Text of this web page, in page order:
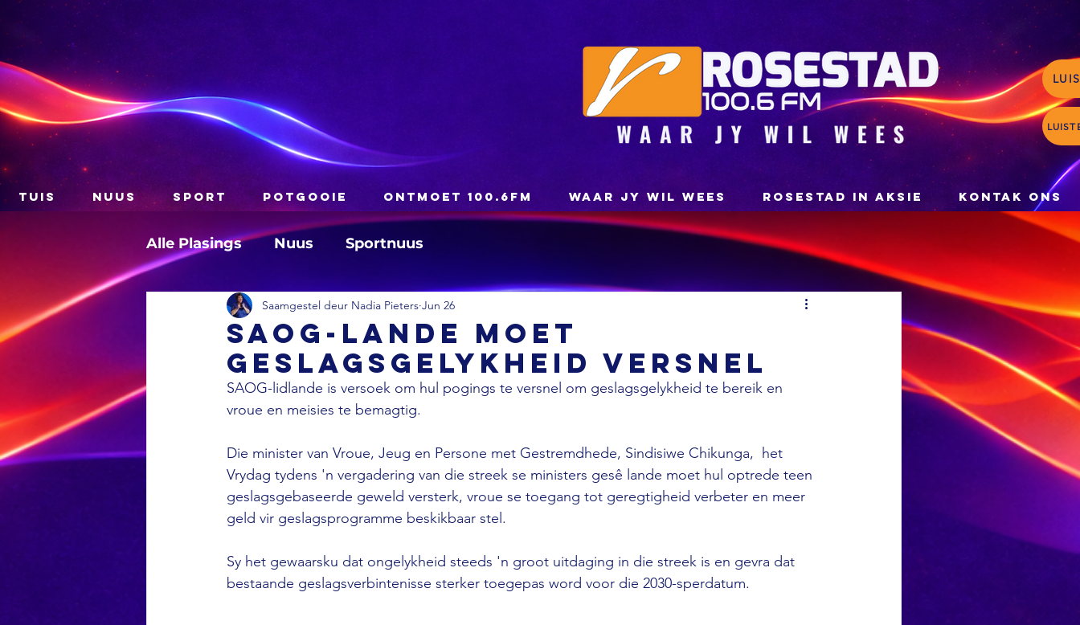
TUIS NUUS SPORT POTGOOIE ONTMOET 100.6FM WAAR JY WIL WEES ROSESTAD IN AKSIE KONTAK ONS
Alle Plasings Nuus Sportnuus
SAOG-lande moet
geslagsgelykheid versnel
Saamgestel deur Nadia Pieters Jun 26
SAOG-lidlande is versoek om hul pogings te versnel om geslagsgelykheid te bereik en
vroue en meisies te bemagtig.
Die minister van Vroue, Jeug en Persone met Gestremdhede, Sindisiwe Chikunga,  het
Vrydag tydens 'n vergadering van die streek se ministers gesê lande moet hul optrede teen
geslagsgebaseerde geweld versterk, vroue se toegang tot geregtigheid verbeter en meer
geld vir geslagsprogramme beskikbaar stel.
Sy het gewaarsku dat ongelykheid steeds 'n groot uitdaging in die streek is en gevra dat
bestaande geslagsverbintenisse sterker toegepas word voor die 2030-sperdatum.